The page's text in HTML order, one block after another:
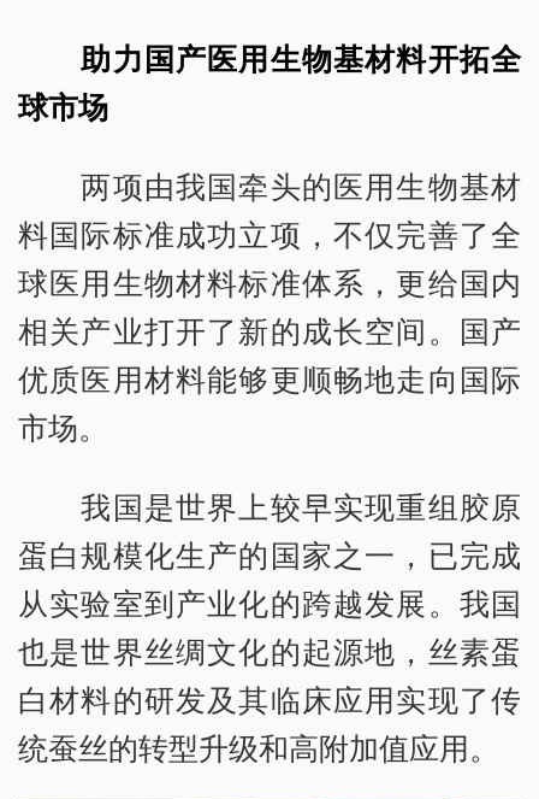
助力国产医用生物基材料开拓全
球市场
两项由我国牵头的医用生物基材
料国际标准成功立项，不仅完善了全
球医用生物材料标准体系，更给国内
相关产业打开了新的成长空间。国产
优质医用材料能够更顺畅地走向国际
市场。
我国是世界上较早实现重组胶原
蛋白规模化生产的国家之一，已完成
从实验室到产业化的跨越发展。我国
也是世界丝绸文化的起源地，丝素蛋
白材料的研发及其临床应用实现了传
统蚕丝的转型升级和高附加值应用。